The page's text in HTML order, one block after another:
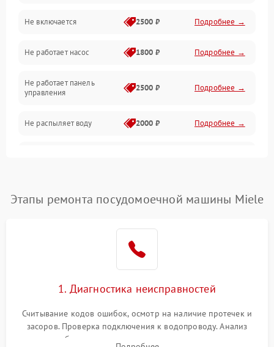
Нагрев
Вода
Гигиена
Программное обеспечение
Не включается 2500 ₽ Подробнее →
Не работает насос 1800 ₽ Подробнее →
Не работает панель
управления
2500 ₽ Подробнее →
Не распыляет воду 2000 ₽ Подробнее →
воды
1800 ₽ Подробнее →
Проблемы с
Этапы ремонта посудомоечной машины Miele
1. Диагностика неисправностей
Считывание кодов ошибок, осмотр на наличие протечек и
засоров. Проверка подключения к водопроводу. Анализ
жалоб на отсутствие слива, нагрева, вращения